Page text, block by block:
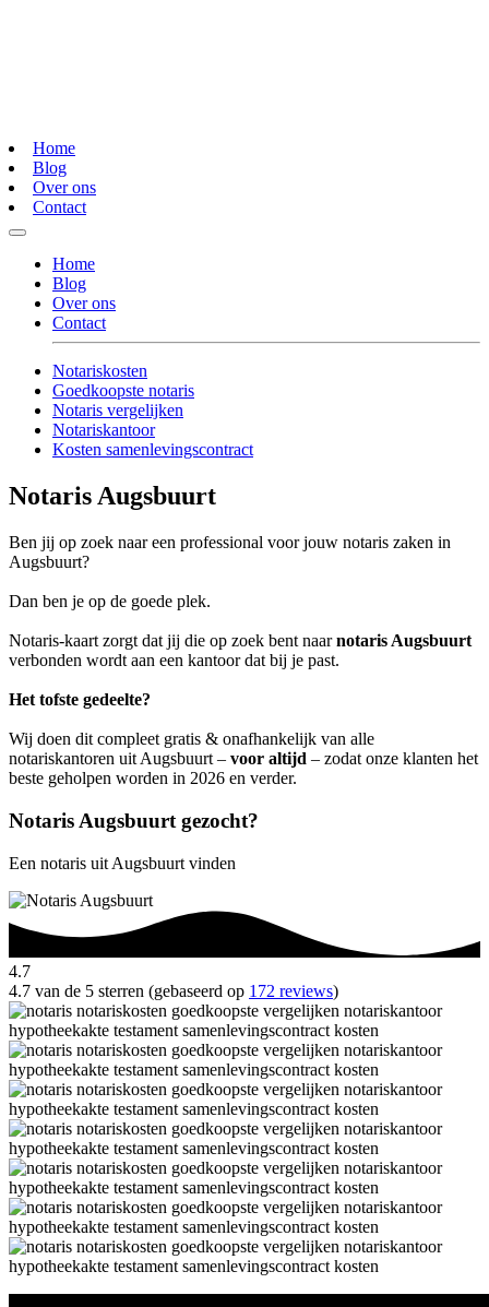
Home
Blog
Over ons
Contact
Home
Blog
Over ons
Contact
Notariskosten
Goedkoopste notaris
Notaris vergelijken
Notariskantoor
Kosten samenlevingscontract
Notaris Augsbuurt
Ben jij op zoek naar een professional voor jouw notaris zaken in
Augsbuurt?
Dan ben je op de goede plek.
Notaris-kaart zorgt dat jij die op zoek bent naarnotaris Augsbuurt
verbonden wordt aan een kantoor dat bij je past.
Het tofste gedeelte?
Wij doen dit compleet gratis & onafhankelijk van alle
notariskantoren uit Augsbuurt – voor altijd – zodat onze klanten het
beste geholpen worden in 2026 en verder.
Notaris Augsbuurt gezocht?
Een notaris uit Augsbuurt vinden
4.7
4.7 van de 5 sterren (gebaseerd op 172 reviews)